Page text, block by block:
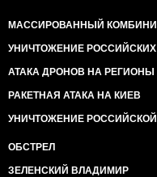
МАССИРОВАННЫЙ
УНИЧТОЖЕНИЕ РОССИЙСКИХ
АТАКА ДРОНОВ НА РЕГИОНЫ
РАКЕТНАЯ АТАКА НА КИЕВ
УНИЧТОЖЕНИЕ РОССИЙСКОЙ
ОБСТРЕЛ
ЗЕЛЕНСКИЙ ВЛАДИМИР